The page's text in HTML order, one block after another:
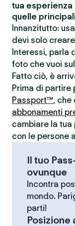
tua esperienza
quelle
Innanzitutto:
devi solo
Interessi, parla
foto che vuoi
Fatto ciò, è
Prima di partire
Passport™, che
abbonamenti
cambiare la
con le persone
Il tuo
ovunque
Incontra
mondo.
parti!
Posizione